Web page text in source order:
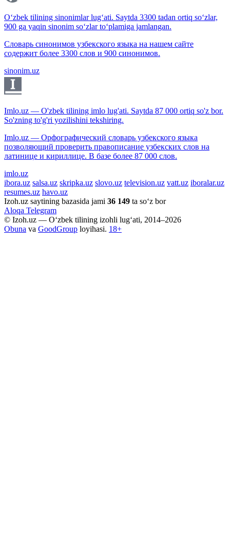
O‘zbek tilining sinonimlar lug‘ati. Saytda 3300 tadan ortiq so‘zlar,
900 ga yaqin sinonim so‘zlar to‘plamiga jamlangan.
Словарь синонимов узбекского языка на нашем сайте
содержит более 3300 слов и 900 синонимов.
sinonim.uz
Imlo.uz — O'zbek tilining imlo lug'ati. Saytda 87 000 ortiq so'z bor.
So'zning to'g'ri yozilishini tekshiring.
Imlo.uz — Орфографический словарь узбекского языка
позволяющий проверить правописание узбекских слов на
латинице и кириллице. В базе более 87 000 слов.
imlo.uz
ibora.uz salsa.uz skripka.uz slovo.uz television.uz vatt.uz iboralar.uz
resumes.uz havo.uz
Izoh.uz saytining bazasida jami 36 149 ta so‘z bor
Aloqa Telegram
© Izoh.uz — O‘zbek tilining izohli lug‘ati, 2014–2026
Obuna va GoodGroup loyihasi. 18+